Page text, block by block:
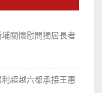
關懷慰問獨居長者
超越六都承接王惠